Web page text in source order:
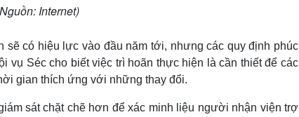
Internet)
​​sẽ có hiệu lực vào đầu năm tới, nhưng các quy định phúc
vụ Séc cho biết việc trì hoãn thực hiện là cần thiết để các
gian thích ứng với những thay đổi.
sát chặt chẽ hơn để xác minh liệu người nhận viện trợ